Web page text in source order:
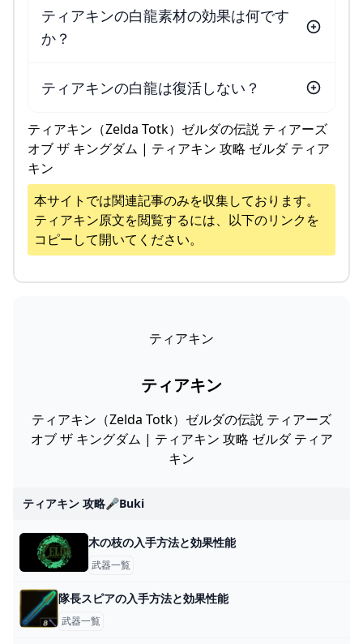
ティアキンの白龍素材の効果は何です
か？
ティアキンの白龍は復活しない？
ティアキン（Zelda Totk）ゼルダの伝説 ティアーズ
オブ ザ キングダム | ティアキン 攻略 ゼルダ ティア
キン
本サイトでは関連記事のみを収集しております。
ティアキン原文を閲覧するには、以下のリンクを
コピーして開いてください。
ティアキン
ティアキン
ティアキン（Zelda Totk）ゼルダの伝説 ティアーズ
オブ ザ キングダム | ティアキン 攻略 ゼルダ ティア
キン
ティアキン 攻略🎤buki
木の枝の入手方法と効果性能
武器一覧
隊長スピアの入手方法と効果性能
武器一覧